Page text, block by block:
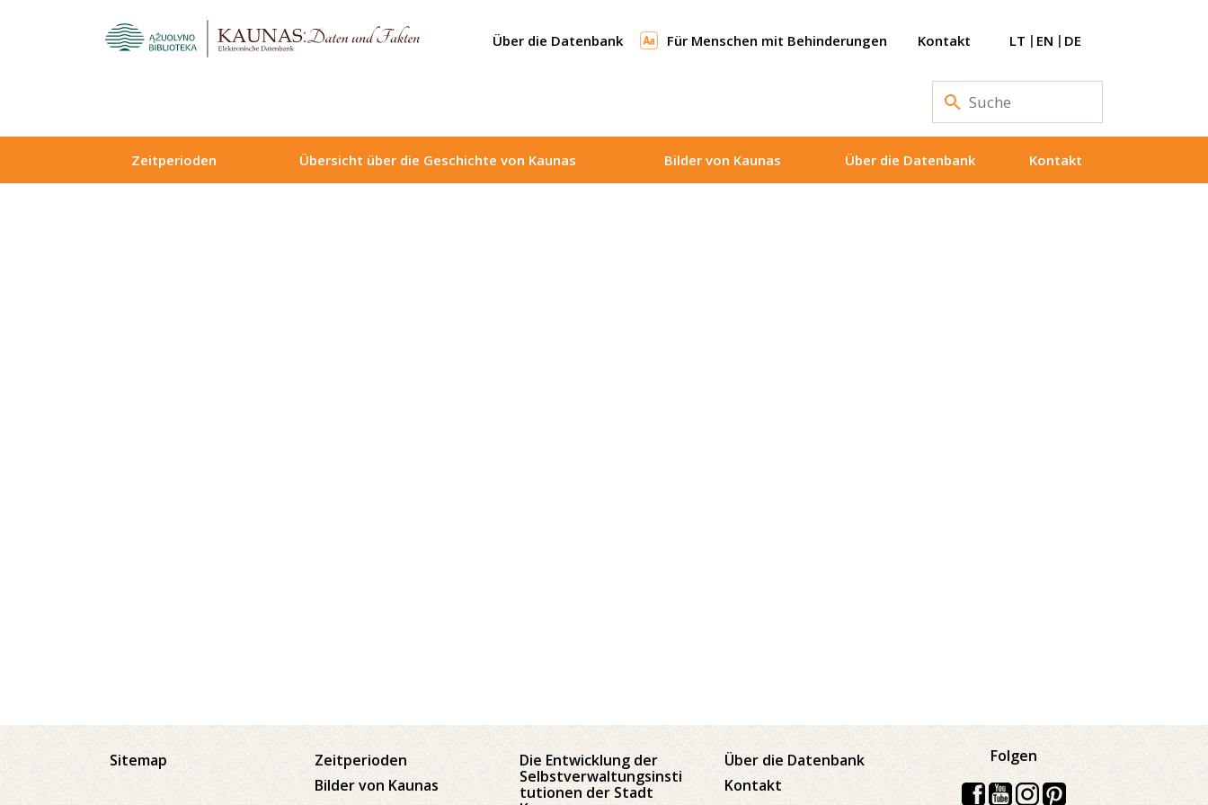
Über die Datenbank Für Menschen mit Behinderungen Kontakt LT EN DE
Zeitperioden Übersicht über die Geschichte von Kaunas Bilder von Kaunas Über die Datenbank Kontakt
Sitemap
Zeitperioden
Bilder von Kaunas
Die Entwicklung der
Selbstverwaltungsinsti
tutionen der Stadt
Über die Datenbank
Kontakt
Folgen